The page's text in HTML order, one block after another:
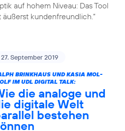
auf hohem Niveau: Das Tool
äußerst kundenfreundlich.“
27. September 2019
BRINKHAUS UND KASIA MOL-
IM UDL DIGITAL TALK:
die analoge und
digitale Welt
bestehen